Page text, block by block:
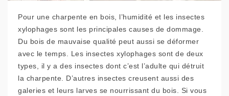
Pour une charpente en bois, l’humidité et les insectes
xylophages sont les principales causes de dommage.
Du bois de mauvaise qualité peut aussi se déformer
avec le temps. Les insectes xylophages sont de deux
types, il y a des insectes dont c’est l’adulte qui détruit
la charpente. D’autres insectes creusent aussi des
galeries et leurs larves se nourrissant du bois. Si vous